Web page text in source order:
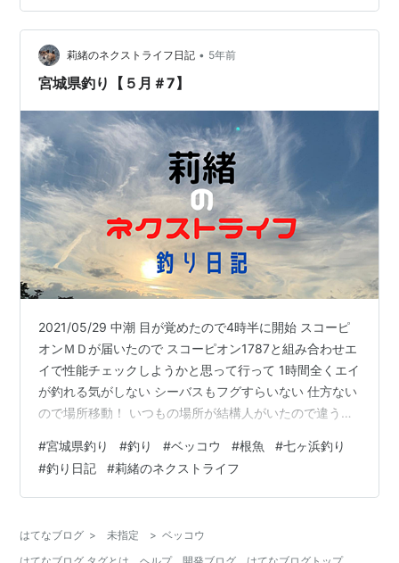
る方、大西製作所さんのベッコウ柄はいかがですか？ ベ
ッコウは熱帯の海に住む海亀：タイマイの甲羅の加工品
です。昔、親戚の居間にこの剥製が飾ってあって、かな
り怖かったことを思い出します。 今はそんな生…
莉緒のネクストライフ日記 • 5年前
宮城県釣り【５月＃7】
2021/05/29 中潮 目が覚めたので4時半に開始 スコーピ
オンＭＤが届いたので スコーピオン1787と組み合わせエ
イで性能チェックしようかと思って行って 1時間全くエイ
が釣れる気がしない シーバスもフグすらいない 仕方ない
ので場所移動！ いつもの場所が結構人がいたので違う防
たらないので 外海にキャスト 2投目でベッコウが釣れま
した 仕様タックルはスコーピオン1787 シマノ
(SHIMANO) バスロッド スコーピオン 1787RS-2 ベイト
Amazon スコーピオンMD シマノ…
#宮城県釣り #釣り #ベッコウ #根魚 #七ヶ浜釣り
#釣り日記 #莉緒のネクストライフ
はてなブログ > 未指定 > ベッコウ